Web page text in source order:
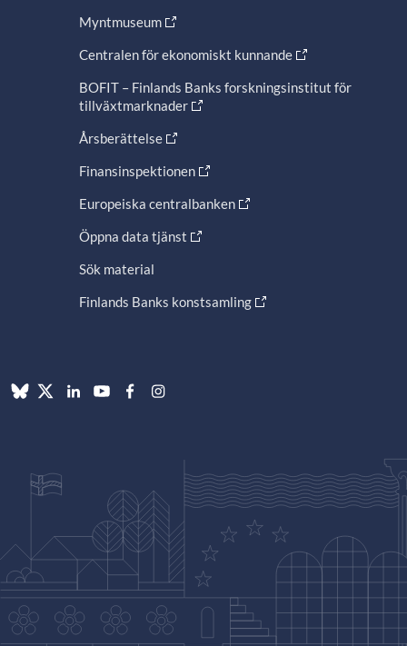
Myntmuseum
Centralen för ekonomiskt kunnande
BOFIT – Finlands Banks forskningsinstitut för
tillväxtmarknader
Årsberättelse
Finansinspektionen
Europeiska centralbanken
Öppna data tjänst
Sök material
Finlands Banks konstsamling